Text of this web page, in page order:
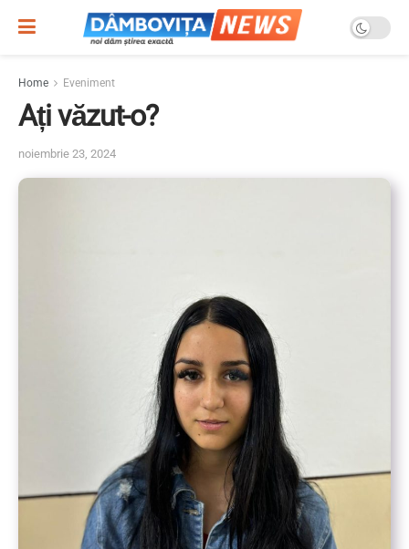
Home Eveniment
Ați văzut-o?
noiembrie 23, 2024